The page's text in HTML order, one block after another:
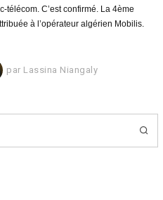
télécom. C’est confirmé. La 4ème
à l’opérateur algérien Mobilis.
par Lassina Niangaly